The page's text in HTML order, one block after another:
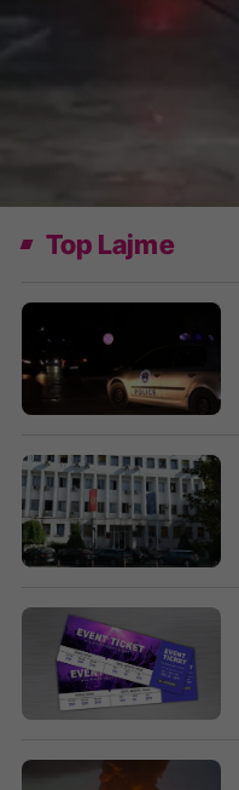
Top Lajme